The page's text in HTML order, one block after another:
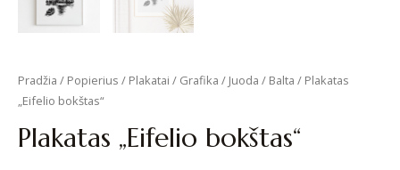
Pradžia / Popierius / Plakatai / Grafika / Juoda / Balta / Plakatas
„Eifelio bokštas“
Plakatas „Eifelio bokštas“